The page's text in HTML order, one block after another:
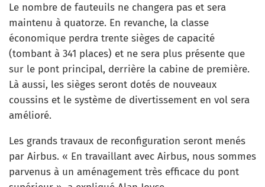
Le nombre de fauteuils ne changera pas et sera
maintenu à quatorze. En revanche, la classe
économique perdra trente sièges de capacité
(tombant à 341 places) et ne sera plus présente que
sur le pont principal, derrière la cabine de première.
Là aussi, les sièges seront dotés de nouveaux
coussins et le système de divertissement en vol sera
amélioré.
Les grands travaux de reconfiguration seront menés
par Airbus. « En travaillant avec Airbus, nous sommes
parvenus à un aménagement très efficace du pont